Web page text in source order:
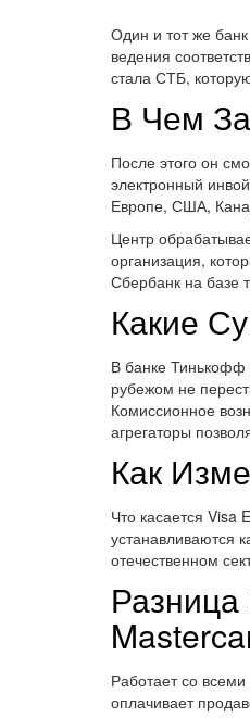
Один и тот же
ведения
стала СТБ,
В Чем
После этого он
электронный
Европе, США,
Центр
организация,
Сбербанк на базе
Какие
В банке Тинькофф
рубежом не
Комиссионное
агрегаторы
Как
Что касается Visa
устанавливаются
отечественном
Работает со
оплачивает